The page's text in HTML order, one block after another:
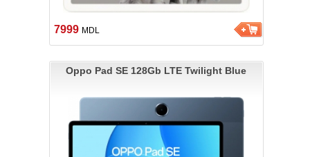
7999 MDL
Oppo Pad SE 128Gb LTE Twilight Blue